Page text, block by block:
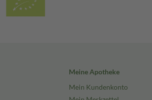
Meine Apotheke
Mein Kundenkonto